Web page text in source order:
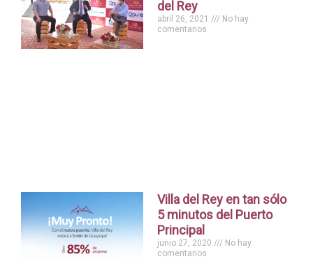
del Rey
abril 26, 2021
No hay
comentarios
Villa del Rey en tan sólo
5 minutos del Puerto
Principal
junio 27, 2020
No hay
comentarios